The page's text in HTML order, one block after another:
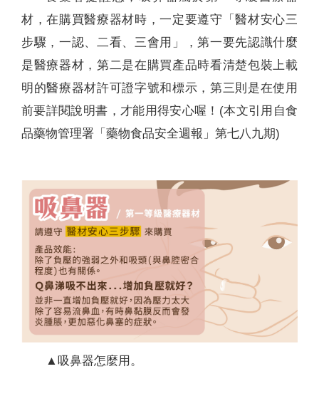
材，在購買醫療器材時，一定要遵守「醫材安心三
步驟，一認、二看、三會用」，第一要先認識什麼
是醫療器材，第二是在購買產品時看清楚包裝上載
明的醫療器材許可證字號和標示，第三則是在使用
前要詳閱說明書，才能用得安心喔！(本文引用自食
品藥物管理署「藥物食品安全週報」第七八九期)
▲吸鼻器怎麼用。